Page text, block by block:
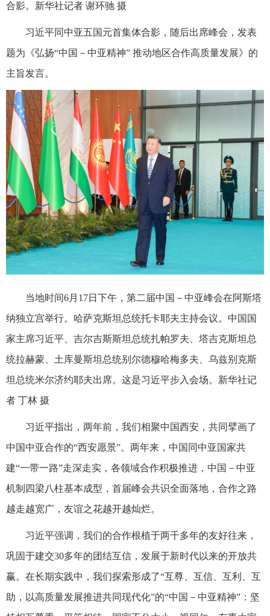
合影。新华社记者 谢环驰 摄
习近平同中亚五国元首集体合影，随后出席峰会，发表
题为《弘扬“中国－中亚精神” 推动地区合作高质量发展》的
主旨发言。
当地时间6月17日下午，第二届中国－中亚峰会在阿斯塔
纳独立宫举行。哈萨克斯坦总统托卡耶夫主持会议。中国国
家主席习近平、吉尔吉斯斯坦总统扎帕罗夫、塔吉克斯坦总
统拉赫蒙、土库曼斯坦总统别尔德穆哈梅多夫、乌兹别克斯
坦总统米尔济约耶夫出席。这是习近平步入会场。新华社记
者 丁林 摄
习近平指出，两年前，我们相聚中国西安，共同擘画了
中国中亚合作的“西安愿景”。两年来，中国同中亚国家共
建“一带一路”走深走实，各领域合作积极推进，中国－中亚
机制四梁八柱基本成型，首届峰会共识全面落地，合作之路
越走越宽广，友谊之花越开越灿烂。
习近平强调，我们的合作根植于两千多年的友好往来，
巩固于建交30多年的团结互信，发展于新时代以来的开放共
赢。在长期实践中，我们探索形成了“互尊、互信、互利、互
助，以高质量发展推进共同现代化”的“中国－中亚精神”：坚